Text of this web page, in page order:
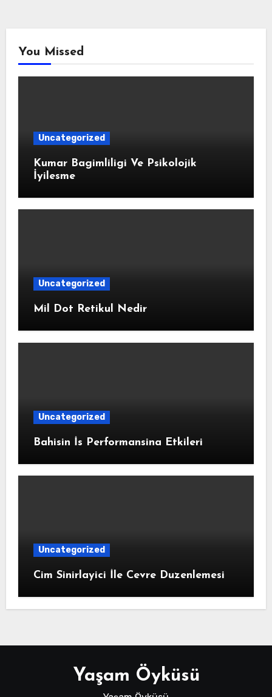
You Missed
Uncategorized
Kumar Bagimliligi Ve Psikolojik
İyilesme
Uncategorized
Mil Dot Retikul Nedir
Uncategorized
Bahisin İs Performansina Etkileri
Uncategorized
Cim Sinirlayici İle Cevre Duzenlemesi
Yaşam Öyküsü